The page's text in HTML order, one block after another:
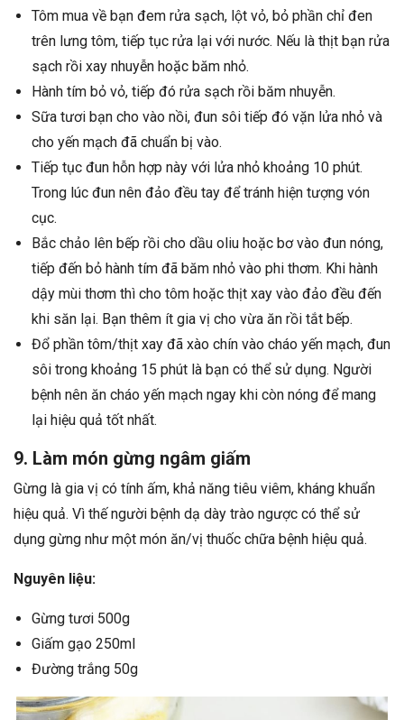
Tôm mua về bạn đem rửa sạch, lột vỏ, bỏ phần chỉ đen
trên lưng tôm, tiếp tục rửa lại với nước. Nếu là thịt bạn rửa
sạch rồi xay nhuyễn hoặc băm nhỏ.
Hành tím bỏ vỏ, tiếp đó rửa sạch rồi băm nhuyễn.
Sữa tươi bạn cho vào nồi, đun sôi tiếp đó vặn lửa nhỏ và
cho yến mạch đã chuẩn bị vào.
Tiếp tục đun hỗn hợp này với lửa nhỏ khoảng 10 phút.
Trong lúc đun nên đảo đều tay để tránh hiện tượng vón
cục.
Bắc chảo lên bếp rồi cho dầu oliu hoặc bơ vào đun nóng,
tiếp đến bỏ hành tím đã băm nhỏ vào phi thơm. Khi hành
dậy mùi thơm thì cho tôm hoặc thịt xay vào đảo đều đến
khi săn lại. Bạn thêm ít gia vị cho vừa ăn rồi tắt bếp.
Đổ phần tôm/thịt xay đã xào chín vào cháo yến mạch, đun
sôi trong khoảng 15 phút là bạn có thể sử dụng. Người
bệnh nên ăn cháo yến mạch ngay khi còn nóng để mang
lại hiệu quả tốt nhất.
9. Làm món gừng ngâm giấm
Gừng là gia vị có tính ấm, khả năng tiêu viêm, kháng khuẩn
hiệu quả. Vì thế người bệnh dạ dày trào ngược có thể sử
dụng gừng như một món ăn/vị thuốc chữa bệnh hiệu quả.
Nguyên liệu:
Gừng tươi 500g
Giấm gạo 250ml
Đường trắng 50g